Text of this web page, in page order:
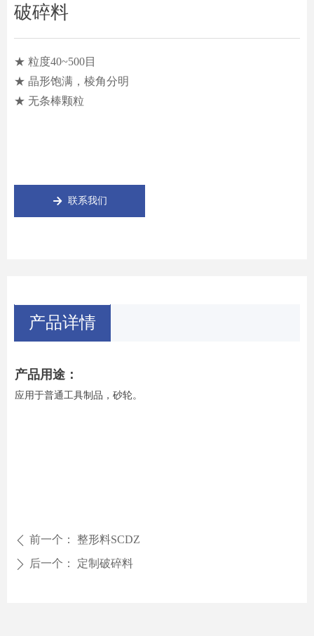
破碎料
★ 粒度40~500目
★ 晶形饱满，棱角分明
★ 无条棒颗粒
녒 联系我们
产品详情
产品用途：
应用于普通工具制品，砂轮。
ꄴ 前一个： 整形料SCDZ
ꄲ 后一个： 定制破碎料